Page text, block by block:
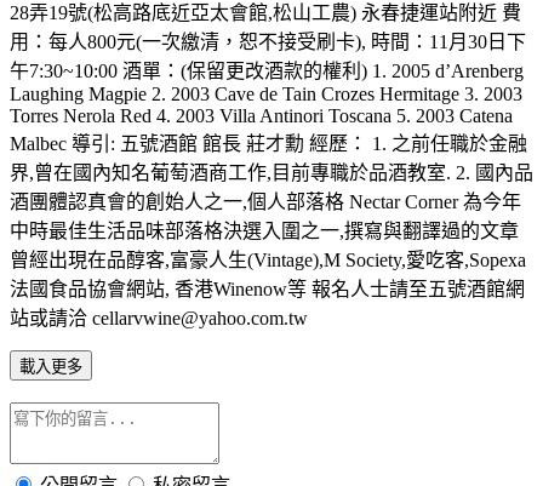
28弄19號(松高路底近亞太會館,松山工農) 永春捷運站附近 費
用：每人800元(一次繳清，恕不接受刷卡), 時間：11月30日下
午7:30~10:00 酒單：(保留更改酒款的權利) 1. 2005 d’Arenberg
Laughing Magpie 2. 2003 Cave de Tain Crozes Hermitage 3. 2003
Torres Nerola Red 4. 2003 Villa Antinori Toscana 5. 2003 Catena
Malbec 導引: 五號酒館 館長 莊才勳 經歷： 1. 之前任職於金融
界,曾在國內知名葡萄酒商工作,目前專職於品酒教室. 2. 國內品
酒團體認真會的創始人之一,個人部落格 Nectar Corner 為今年
中時最佳生活品味部落格決選入圍之一,撰寫與翻譯過的文章
曾經出現在品醇客,富豪人生(Vintage),M Society,愛吃客,Sopexa
法國食品協會網站, 香港Winenow等 報名人士請至五號酒館網
站或請洽 cellarvwine@yahoo.com.tw
載入更多